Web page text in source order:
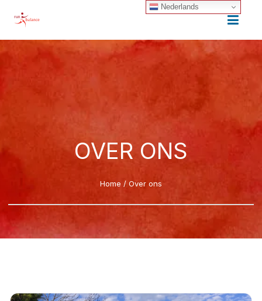
OVER ONS
Home / Over ons
Nederlands